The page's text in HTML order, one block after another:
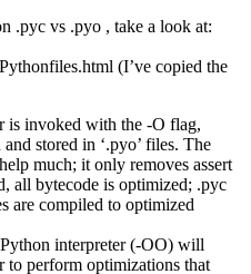
.pyc vs .pyo , take a look at:
(I’ve copied the
is invoked with the -O flag,
stored in ‘.pyo’ files. The
much; it only removes assert
all bytecode is optimized; .pyc
are compiled to optimized
interpreter (-OO) will
to perform optimizations that